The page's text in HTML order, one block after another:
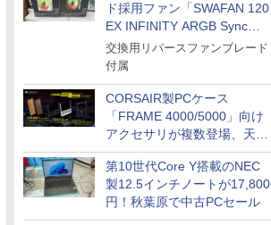
ド採用ファン「SWAFAN 120
EX INFINITY ARGB Sync」
に単品パッケージ
交換用リバースファンブレード
付属
CORSAIR製PCケース
「FRAME 4000/5000」向け
アクセサリが複数登場、天然
木製パネルや背面コネクタ対
応トレイなど
第10世代Core Y搭載のNEC
製12.5インチノートが17,800
円！秋葉原で中古PCセール